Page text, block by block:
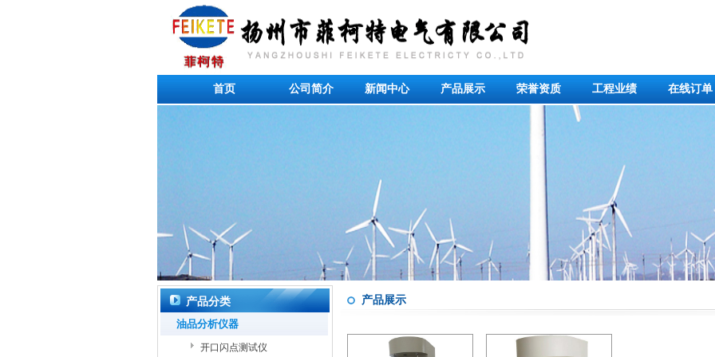
首页 公司简介 新闻中心 产品展示 荣誉资质 工程业绩 在线订单
产品分类
油品分析仪器
开口闪点测试仪
产品展示